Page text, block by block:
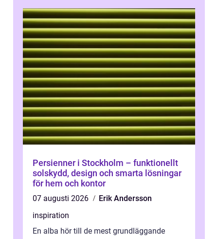
Persienner i Stockholm – funktionellt
solskydd, design och smarta lösningar
för hem och kontor
07 augusti 2026
Erik Andersson
inspiration
En alba hör till de mest grundläggande